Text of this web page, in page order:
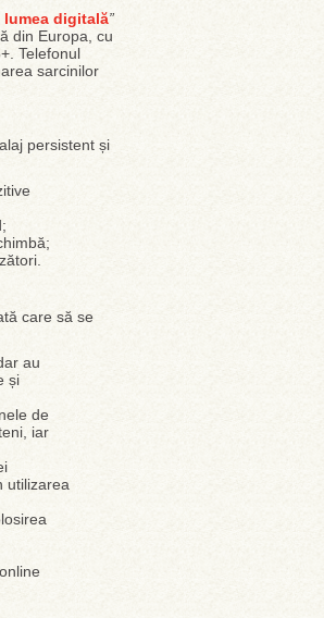
lumea digitală”
din Europa, cu
Telefonul
sarcinilor
persistent și
care să se
au
și
de
iar
utilizarea